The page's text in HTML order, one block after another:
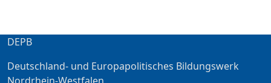
DEPB
Deutschland- und Europapolitisches Bildungswerk